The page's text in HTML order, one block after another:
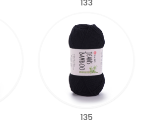
133
135